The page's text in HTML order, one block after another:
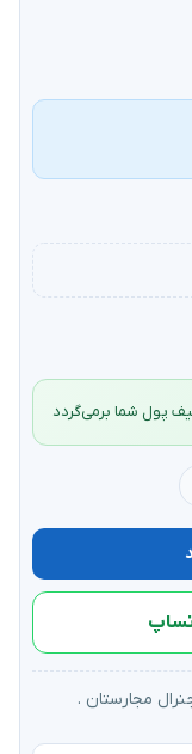
پول شما برمی‌گردد
جنرال مجارستان .